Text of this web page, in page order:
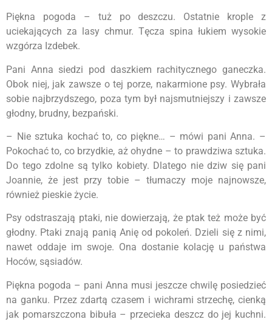
Piękna pogoda – tuż po deszczu. Ostatnie krople z
uciekających za lasy chmur. Tęcza spina łukiem wysokie
wzgórza Izdebek.
Pani Anna siedzi pod daszkiem rachitycznego ganeczka.
Obok niej, jak zawsze o tej porze, nakarmione psy. Wybrała
sobie najbrzydszego, poza tym był najsmutniejszy i zawsze
głodny, brudny, bezpański.
– Nie sztuka kochać to, co piękne… – mówi pani Anna. –
Pokochać to, co brzydkie, aż ohydne – to prawdziwa sztuka.
Do tego zdolne są tylko kobiety. Dlatego nie dziw się pani
Joannie, że jest przy tobie – tłumaczy moje najnowsze,
również pieskie życie.
Psy odstraszają ptaki, nie dowierzają, że ptak też może być
głodny. Ptaki znają panią Anię od pokoleń. Dzieli się z nimi,
nawet oddaje im swoje. Ona dostanie kolację u państwa
Hoców, sąsiadów.
Piękna pogoda – pani Anna musi jeszcze chwilę posiedzieć
na ganku. Przez zdartą czasem i wichrami strzechę, cienką
jak pomarszczona bibuła – przecieka deszcz do jej kuchni.